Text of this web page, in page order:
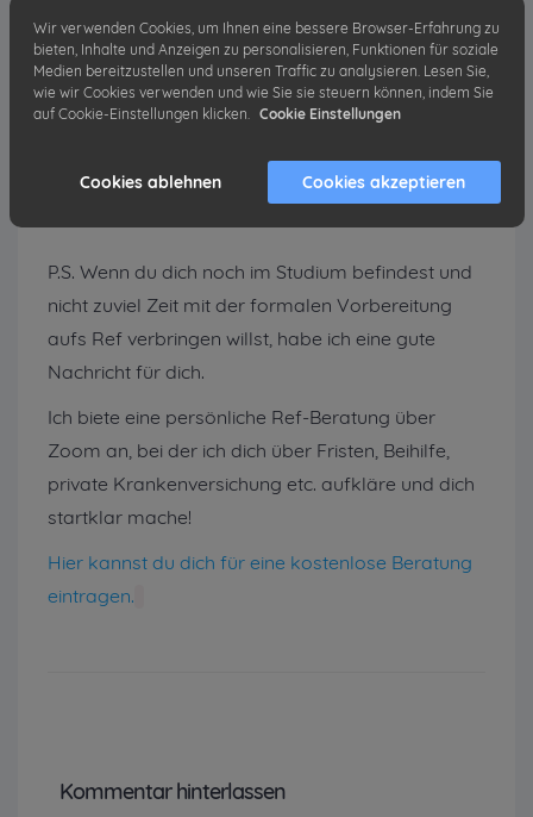
Damit du die passende Methode für dein
Zeitmanagement findest, solltest du einfach
loslegen und dich durchprobieren.
Leben.
P.S. Wenn du dich noch im Studium befindest und
nicht zuviel Zeit mit der formalen Vorbereitung
aufs Ref verbringen willst, habe ich eine gute
Nachricht für dich.
Ich biete eine persönliche Ref-Beratung über
Zoom an, bei der ich dich über Fristen, Beihilfe,
private Krankenversichung etc. aufkläre und dich
startklar mache!
Hier kannst du dich für eine kostenlose Beratung
eintragen.
Kommentar hinterlassen
Wir verwenden Cookies, um Ihnen eine bessere Browser-Erfahrung zu
bieten, Inhalte und Anzeigen zu personalisieren, Funktionen für soziale
Medien bereitzustellen und unseren Traffic zu analysieren. Lesen Sie,
wie wir Cookies verwenden und wie Sie sie steuern können, indem Sie
auf Cookie-Einstellungen klicken. Cookie Einstellungen
Cookies ablehnen Cookies akzeptieren